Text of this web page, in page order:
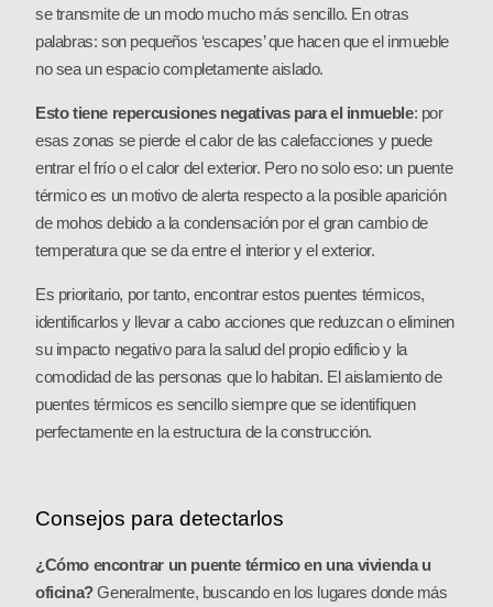
se transmite de un modo mucho más sencillo. En otras
palabras: son pequeños ‘escapes’ que hacen que el inmueble
no sea un espacio completamente aislado.
Esto tiene repercusiones negativas para el inmueble: por
esas zonas se pierde el calor de las calefacciones y puede
entrar el frío o el calor del exterior. Pero no solo eso: un puente
térmico es un motivo de alerta respecto a la posible aparición
de mohos debido a la condensación por el gran cambio de
temperatura que se da entre el interior y el exterior.
Es prioritario, por tanto, encontrar estos puentes térmicos,
identificarlos y llevar a cabo acciones que reduzcan o eliminen
su impacto negativo para la salud del propio edificio y la
comodidad de las personas que lo habitan. El aislamiento de
puentes térmicos es sencillo siempre que se identifiquen
perfectamente en la estructura de la construcción.
Consejos para detectarlos
¿Cómo encontrar un puente térmico en una vivienda u
oficina?Generalmente, buscando en los lugares donde más